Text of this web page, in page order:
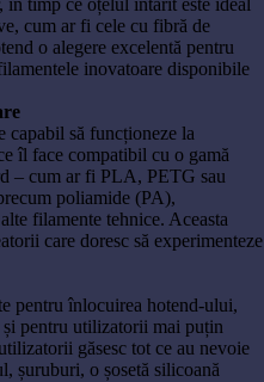
în timp ce oțelul întărit este ideal
cum ar fi cele cu fibră de
o alegere excelentă pentru
inovatoare disponibile
capabil să funcționeze la
îl face compatibil cu o gamă
– cum ar fi PLA, PETG sau
poliamide (PA),
filamente tehnice. Aceasta
care doresc să experimenteze
pentru înlocuirea hotend-ului,
și pentru utilizatorii mai puțin
găsesc tot ce au nevoie
șuruburi, o șosetă silicoană